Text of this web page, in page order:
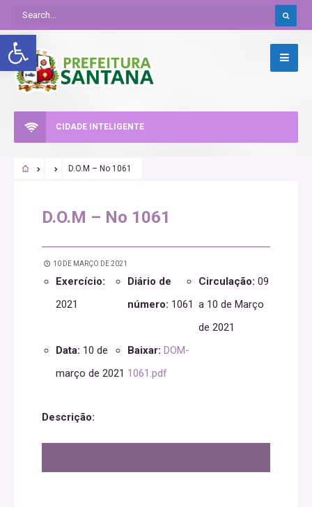
Abrir a barra de ferramentas
CIDADE INTELIGENTE
D.O.M – No 1061
D.O.M – No 1061
10 DE MARÇO DE 2021
Exercício:
2021
Diário de
número: 1061
Circulação:09
a 10 de Março
de 2021
Data: 10 de
março de 2021
Baixar: DOM-
1061.pdf
Descrição: